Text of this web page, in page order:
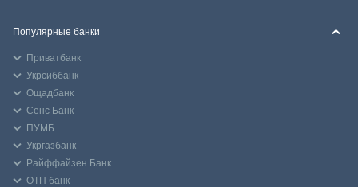
Популярные банки
Приватбанк
Укрсиббанк
Ощадбанк
Сенс Банк
ПУМБ
Укргазбанк
Райффайзен Банк
ОТП банк